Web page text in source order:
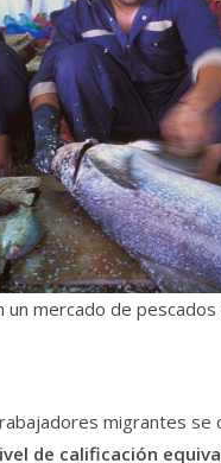
mercado de
migrantes se
de calificación